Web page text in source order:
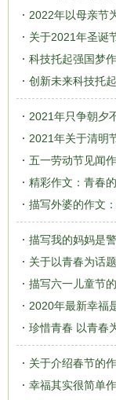
2022年以母亲节
关于2021年圣诞
科技托起强国梦
创新未来科技托
2021年只争朝夕
2021年关于清明
五一劳动节见闻
精彩作文：青春
描写外婆的作文
描写我的妈妈是
关于以青春为话
描写六一儿童节
2020年最新幸福
珍惜青春 以青春
关于介绍春节的
幸福其实很简单